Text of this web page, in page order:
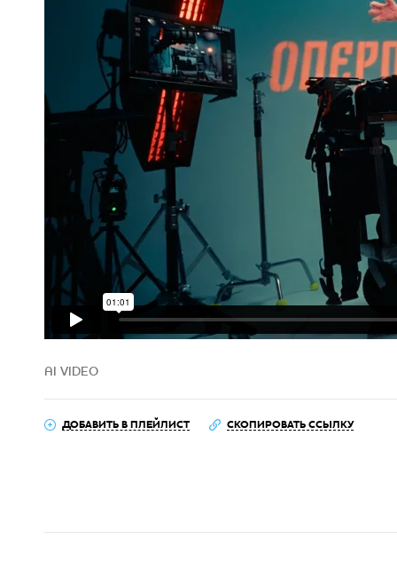
AI VIDEO
ДОБАВИТЬ В ПЛЕЙЛИСТ СКОПИРОВАТЬ ССЫЛКУ